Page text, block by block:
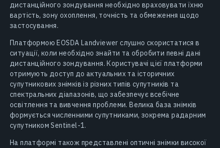
дистанційного зондування необхідно враховувати їхню
вартість, зону охоплення, точність та обмеження щодо
застосування.
Платформою EOSDA Landviewer слушно скористатися в
ситуації, коли необхідно знайти та обробити певні дані
дистанційного зондування. Користувачі цієї платформи
отримують доступ до актуальних та історичних
супутникових знімків із різних типів супутників та
спектральних діапазонів, що забезпечує всебічне
освітлення та вивчення проблеми. Велика база знімків
формується численними супутниками, зокрема радарним
супутником Sentinel-1.
На платформі також представлені оптичні знімки високої